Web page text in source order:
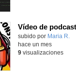
Contenido educativo.
subido por Maria R.
hace un mes
9visualizaciones